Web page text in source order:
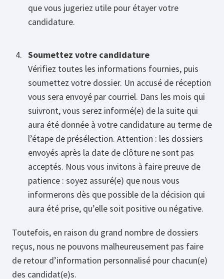
que vous jugeriez utile pour étayer votre
candidature.
Soumettez votre candidature
Vérifiez toutes les informations fournies, puis
soumettez votre dossier. Un accusé de réception
vous sera envoyé par courriel. Dans les mois qui
suivront, vous serez informé(e) de la suite qui
aura été donnée à votre candidature au terme de
l’étape de présélection. Attention : les dossiers
envoyés après la date de clôture ne sont pas
acceptés. Nous vous invitons à faire preuve de
patience : soyez assuré(e) que nous vous
informerons dès que possible de la décision qui
aura été prise, qu’elle soit positive ou négative.
Toutefois, en raison du grand nombre de dossiers
reçus, nous ne pouvons malheureusement pas faire
de retour d’information personnalisé pour chacun(e)
des candidat(e)s.